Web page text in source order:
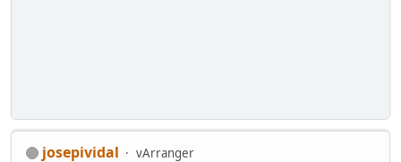
josepividal
vArranger